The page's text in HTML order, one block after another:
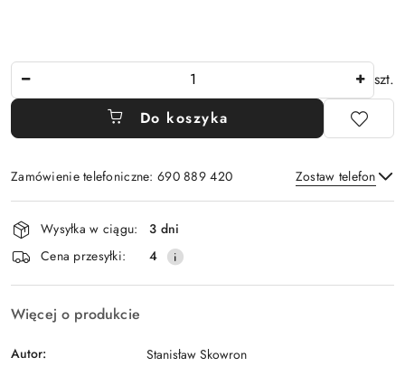
szt.
Do koszyka
Zamówienie telefoniczne: 690 889 420 Zostaw telefon
Wyślij
Dostępność
i
dostawa
Wysyłka w ciągu:
3 dni
Cena przesyłki:
4
Więcej o produkcie
Autor: Stanisław Skowron